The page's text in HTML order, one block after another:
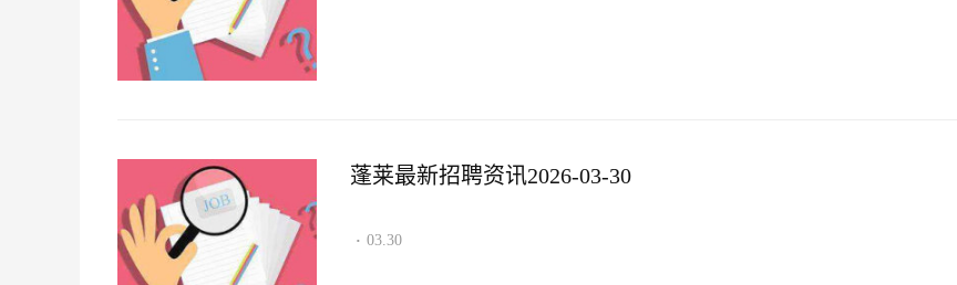
蓬莱最新招聘资讯2026-03-30
· 03.30